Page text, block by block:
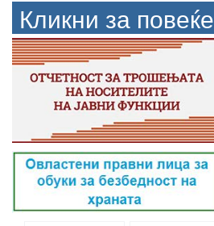
Кликни за повеќе